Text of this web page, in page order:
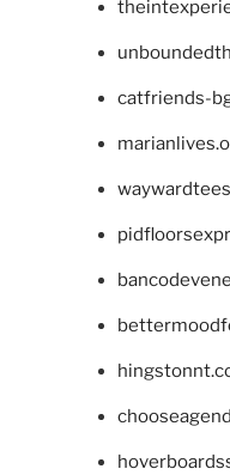
catfriends-